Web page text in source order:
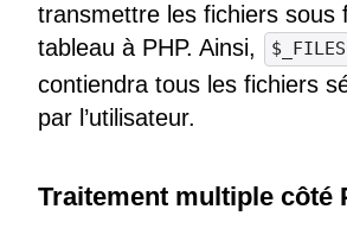
transmettre les fichiers sous
tableau à PHP. Ainsi,
contiendra tous les fichiers
par l’utilisateur.
Traitement multiple côté